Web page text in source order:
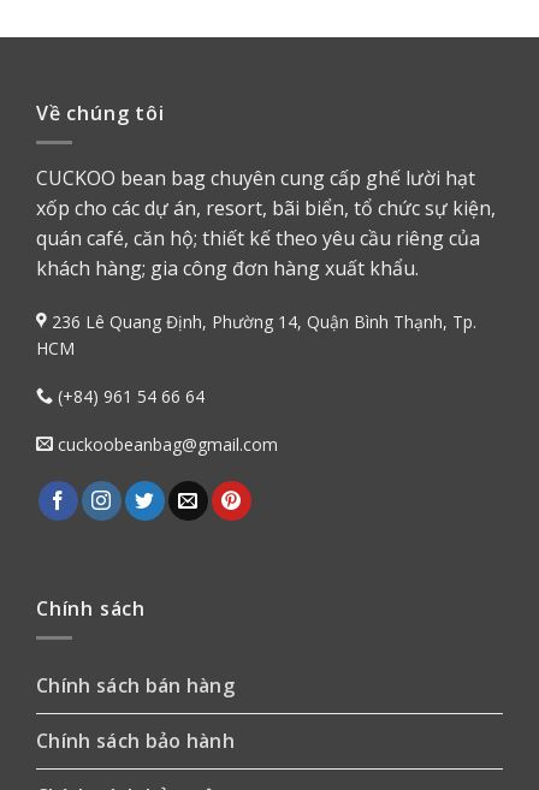
Về chúng tôi
CUCKOO bean bag chuyên cung cấp ghế lười hạt
xốp cho các dự án, resort, bãi biển, tổ chức sự kiện,
quán café, căn hộ; thiết kế theo yêu cầu riêng của
khách hàng; gia công đơn hàng xuất khẩu.
236 Lê Quang Định, Phường 14, Quận Bình Thạnh, Tp.
HCM
(+84) 961 54 66 64
cuckoobeanbag@gmail.com
Chính sách
Chính sách bán hàng
Chính sách bảo hành